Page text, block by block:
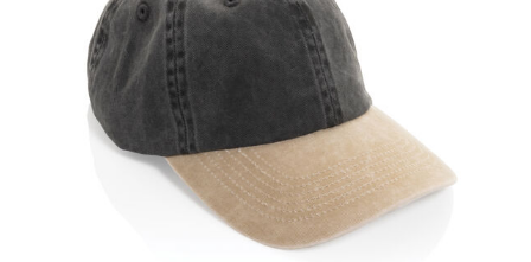
Bloemen en planten
Horeca